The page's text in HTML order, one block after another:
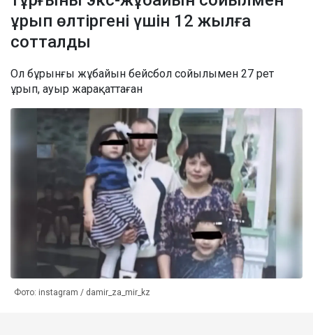
ұрып өлтіргені үшін 12 жылға
сотталды
Ол бұрынғы жұбайын бейсбол сойылымен 27 рет
ұрып, ауыр жарақаттаған
Фото: instagram / damir_za_mir_kz